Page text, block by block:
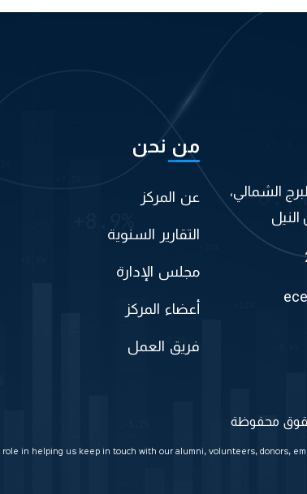
الشمالي،
النيل
من نحن
عن المركز
التقارير السنوية
مجلس الإدارة
أعضاء المركز
فريق العمل
role in helping us keep in touch with our alumni, volunteers, donors,